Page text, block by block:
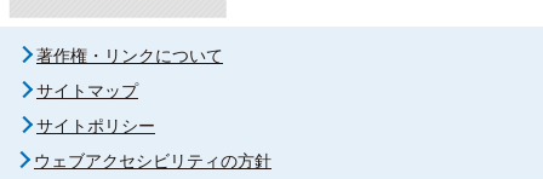
著作権・リンクについて
サイトマップ
サイトポリシー
ウェブアクセシビリティの方針